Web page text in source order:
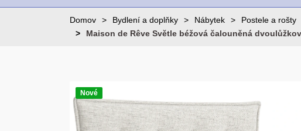
Domov Bydlení a doplňky Nábytek Postele a rošty
Maison de Rêve Světle béžová čalouněná
Nové